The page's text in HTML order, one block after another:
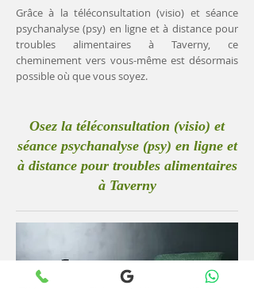
Grâce à la téléconsultation (visio) et séance
psychanalyse (psy) en ligne et à distance pour
troubles alimentaires à Taverny, ce
cheminement vers vous-même est désormais
possible où que vous soyez.
Osez la téléconsultation (visio) et
séance psychanalyse (psy) en ligne et
à distance pour troubles alimentaires
à Taverny